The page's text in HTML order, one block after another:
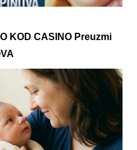
KOD CASINO Preuzmi